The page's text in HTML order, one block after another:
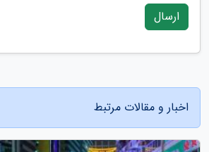
ارسال
اخبار و مقالات مرتبط